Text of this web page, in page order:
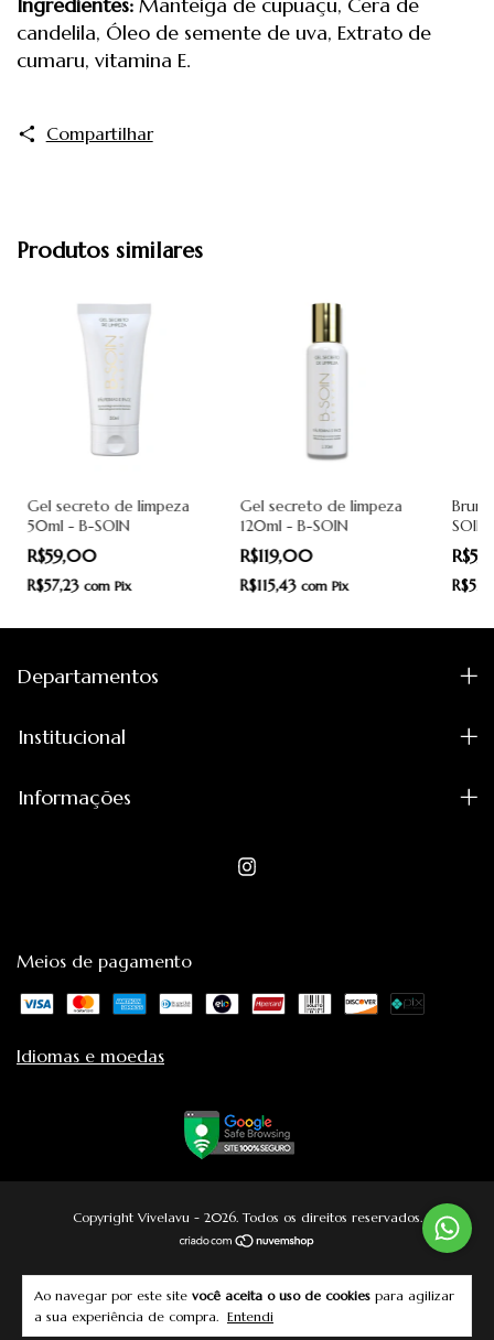
Ao navegar por este site você aceita o uso de cookies para agilizar
a sua experiência de compra. Entendi
candelila, Óleo de semente de uva, Extrato de
cumaru, vitamina E.
Compartilhar
Produtos similares
Gel secreto de limpeza
50ml - B-SOIN
R$59,00
R$57,23 com Pix
Gel secreto de limpeza
120ml - B-SOIN
R$119,00
R$115,43 com Pix
SOIN
Departamentos
Institucional
Informações
Meios de pagamento
Idiomas e moedas
Copyright Vivelavu - 2026. Todos os direitos reservados.